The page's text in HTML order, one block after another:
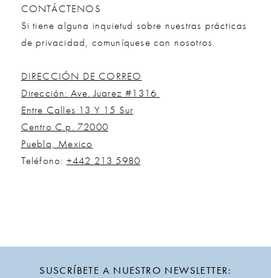
CONTÁCTENOS
Si tiene alguna inquietud sobre nuestras prácticas
de privacidad, comuníquese con nosotros.
DIRECCIÓN DE CORREO
Dirección: Ave. Juarez #1316
Entre Calles 13 Y 15 Sur
Centro C.p. 72000
Puebla, Mexico
Teléfono: +442 213 5980
SUSCRÍBETE A NUESTRO NEWSLETTER: